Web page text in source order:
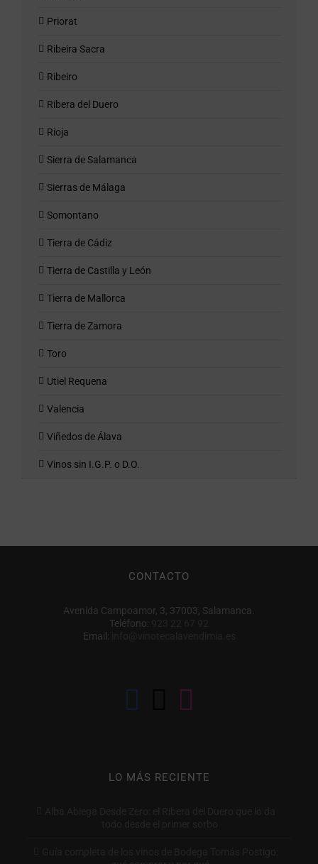
Priorat
Ribeira Sacra
Ribeiro
Ribera del Duero
Rioja
Sierra de Salamanca
Sierras de Málaga
Somontano
Tierra de Cádiz
Tierra de Castilla y León
Tierra de Mallorca
Tierra de Zamora
Toro
Utiel Requena
Valencia
Viñedos de Álava
Vinos sin I.G.P. o D.O.
CONTACTO
Avenida Campoamor, 3, 37003, Salamanca.
Teléfono:
Email:
LO MÁS RECIENTE